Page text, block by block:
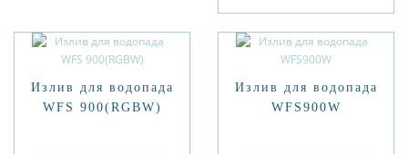
Излив для водопада
WFS 900(RGBW)
Излив для водопада
WFS900W